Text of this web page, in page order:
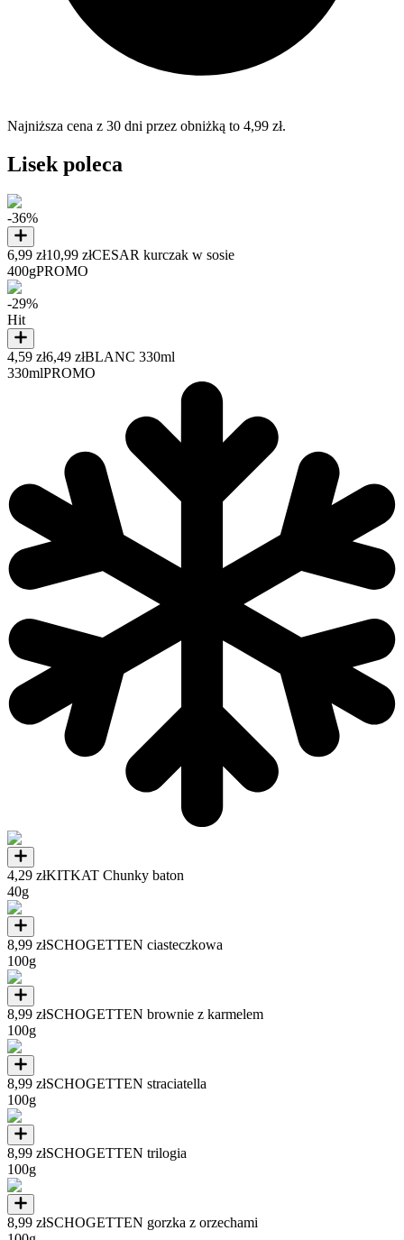
Najniższa cena z 30 dni przez obniżką to 4,99 zł.
Lisek poleca
-36%
6,99 zł10,99 złCESAR kurczak w sosie
400gPROMO
-29%
Hit
4,59 zł6,49 złBLANC 330ml
330mlPROMO
4,29 złKITKAT Chunky baton
40g
8,99 złSCHOGETTEN ciasteczkowa
100g
8,99 złSCHOGETTEN brownie z karmelem
100g
8,99 złSCHOGETTEN straciatella
100g
8,99 złSCHOGETTEN trilogia
100g
8,99 złSCHOGETTEN gorzka z orzechami